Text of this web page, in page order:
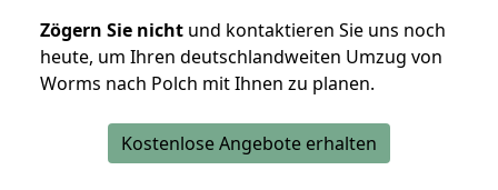
Zögern Sie nicht und kontaktieren Sie uns noch
heute, um Ihren deutschlandweiten Umzug von
Worms nach Polch mit Ihnen zu planen.
Kostenlose Angebote erhalten